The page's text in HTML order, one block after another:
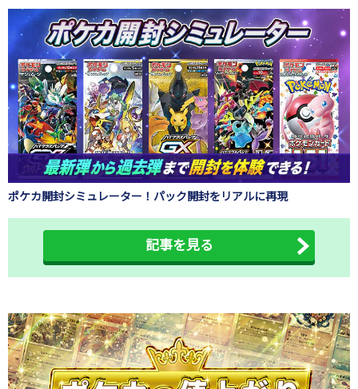
ポケカ開封シミュレーター！パック開封をリアルに再現
記事を見る